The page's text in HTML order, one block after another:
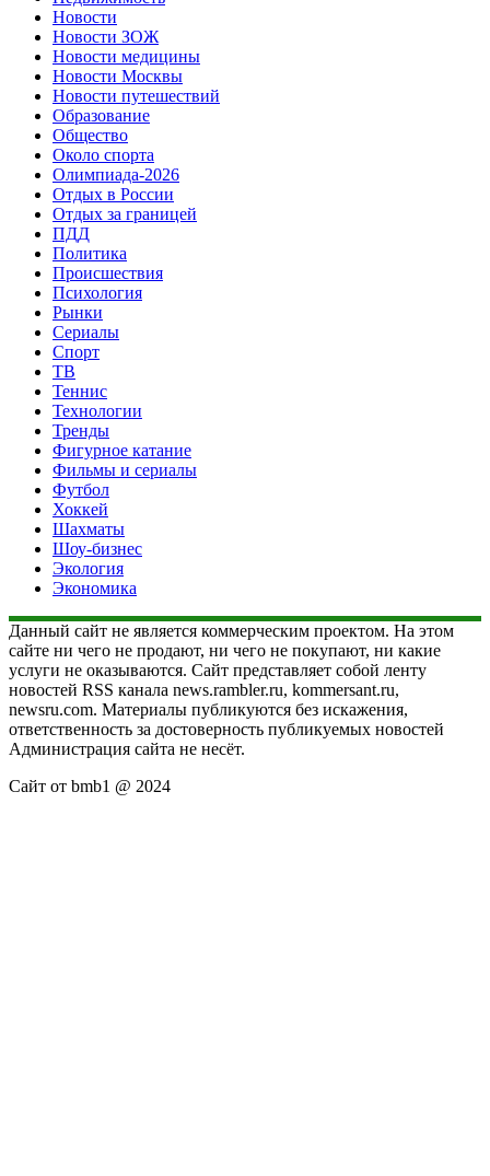
Новости
Новости ЗОЖ
Новости медицины
Новости Москвы
Новости путешествий
Образование
Общество
Около спорта
Олимпиада-2026
Отдых в России
Отдых за границей
ПДД
Политика
Происшествия
Психология
Рынки
Сериалы
Спорт
ТВ
Теннис
Технологии
Тренды
Фигурное катание
Фильмы и сериалы
Футбол
Хоккей
Шахматы
Шоу-бизнес
Экология
Экономика
Данный сайт не является коммерческим проектом. На этом
сайте ни чего не продают, ни чего не покупают, ни какие
услуги не оказываются. Сайт представляет собой ленту
новостей RSS канала news.rambler.ru, kommersant.ru,
newsru.com. Материалы публикуются без искажения,
ответственность за достоверность публикуемых новостей
Администрация сайта не несёт.
Сайт от bmb1 @ 2024